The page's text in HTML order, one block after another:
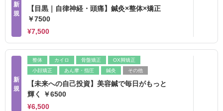
新
規
【目黒｜自律神経・頭痛】鍼灸×整体×矯正
￥7500
¥7,500
新
規
整体 カイロ 骨盤矯正
OX脚矯正
小顔矯正
あん摩・指圧 鍼灸 その他
【未来への自己投資】美容鍼で毎日がもっと
輝く ￥6500
¥6,500